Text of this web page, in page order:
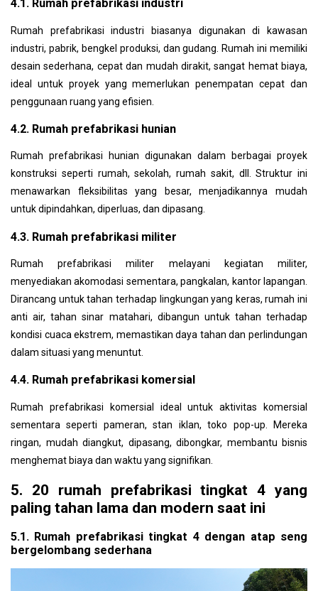
4.1. Rumah prefabrikasi industri
Rumah prefabrikasi industri biasanya digunakan di kawasan
industri, pabrik, bengkel produksi, dan gudang. Rumah ini memiliki
desain sederhana, cepat dan mudah dirakit, sangat hemat biaya,
ideal untuk proyek yang memerlukan penempatan cepat dan
penggunaan ruang yang efisien.
4.2. Rumah prefabrikasi hunian
Rumah prefabrikasi hunian digunakan dalam berbagai proyek
konstruksi seperti rumah, sekolah, rumah sakit, dll. Struktur ini
menawarkan fleksibilitas yang besar, menjadikannya mudah
untuk dipindahkan, diperluas, dan dipasang.
4.3. Rumah prefabrikasi militer
Rumah prefabrikasi militer melayani kegiatan militer,
menyediakan akomodasi sementara, pangkalan, kantor lapangan.
Dirancang untuk tahan terhadap lingkungan yang keras, rumah ini
anti air, tahan sinar matahari, dibangun untuk tahan terhadap
kondisi cuaca ekstrem, memastikan daya tahan dan perlindungan
dalam situasi yang menuntut.
4.4. Rumah prefabrikasi komersial
Rumah prefabrikasi komersial ideal untuk aktivitas komersial
sementara seperti pameran, stan iklan, toko pop-up. Mereka
ringan, mudah diangkut, dipasang, dibongkar, membantu bisnis
menghemat biaya dan waktu yang signifikan.
5. 20 rumah prefabrikasi tingkat 4 yang
paling tahan lama dan modern saat ini
5.1. Rumah prefabrikasi tingkat 4 dengan atap seng
bergelombang sederhana